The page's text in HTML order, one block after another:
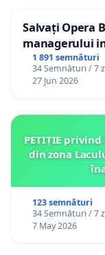
Salvați Opera
managerului
1 891 semnături
34 Semnături / 7
27 Jun 2026
PETIȚIE
din zona
123 semnături
34 Semnături / 7
7 May 2026